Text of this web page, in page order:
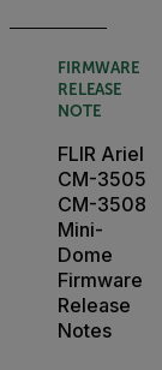
FIRMWARE
RELEASE
NOTE
FLIR Ariel
CM-3505
CM-3508
Mini-
Dome
Firmware
Release
Notes